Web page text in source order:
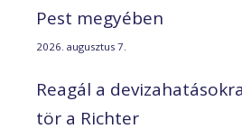
Pest megyében
2026. augusztus 7.
Reagál a
tör a Richter